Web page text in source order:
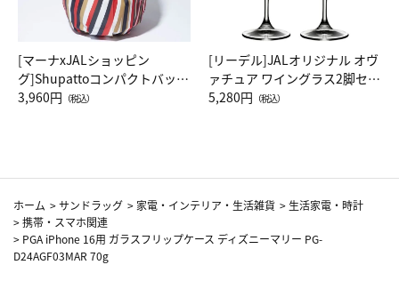
[マーナxJALショッピン
グ]Shupattoコンパクトバッグ
Drop JAL客室乗務員（LC）ス
3,960円 （税込）
[リーデル]JALオリジナル オヴ
ァチュア ワイングラス2脚セッ
ト（レッドワイン）
5,280円 （税込）
ホーム >サンドラッグ > 家電・インテリア・生活雑貨 > 生活家電・時計
>携帯・スマホ関連
> PGA iPhone 16用 ガラスフリップケース ディズニーマリー PG-
D24AGF03MAR 70g